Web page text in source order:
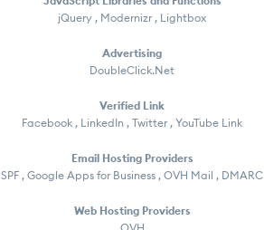
jQuery , Modernizr , Lightbox
Advertising
DoubleClick.Net
Verified Link
Facebook , LinkedIn , Twitter , YouTube Link
Email Hosting Providers
SPF , Google Apps for Business , OVH Mail , DMARC
Web Hosting Providers